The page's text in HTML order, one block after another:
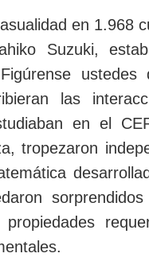
en 1.968
Suzuki,
las
en el
tropezaron